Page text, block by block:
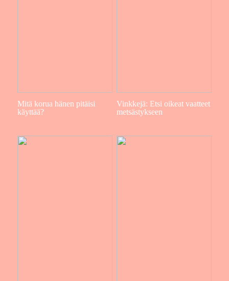
Mitä korua hänen pitäisi
käyttää?
Vinkkejä: Etsi oikeat vaatteet
metsästykseen